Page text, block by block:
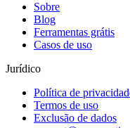
Sobre
Blog
Ferramentas grátis
Casos de uso
Jurídico
Política de
Termos de uso
Exclusão de dados